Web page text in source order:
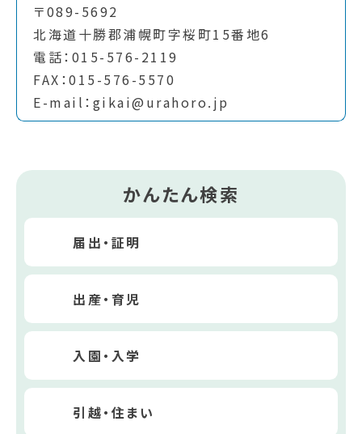
〒089-5692
北海道十勝郡浦幌町字桜町15番地6
電話：015-576-2119
FAX：015-576-5570
E-mail：gikai@urahoro.jp
かんたん検索
届出・証明
出産・育児
入園・入学
引越・住まい